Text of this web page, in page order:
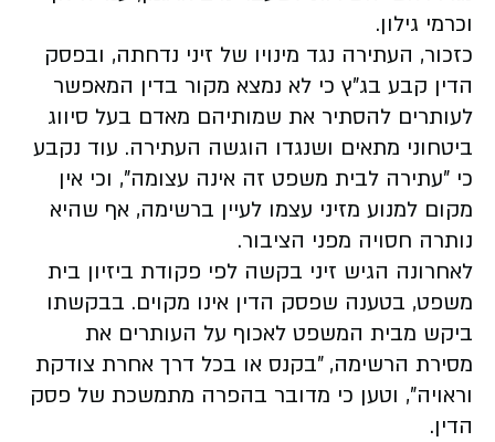
וכרמי גילון.
כזכור, העתירה נגד מינויו של זיני נדחתה, ובפסק
הדין קבע בג"ץ כי לא נמצא מקור בדין המאפשר
לעותרים להסתיר את שמותיהם מאדם בעל סיווג
ביטחוני מתאים ושנגדו הוגשה העתירה. עוד נקבע
כי "עתירה לבית משפט זה אינה עצומה", וכי אין
מקום למנוע מזיני עצמו לעיין ברשימה, אף שהיא
נותרה חסויה מפני הציבור.
לאחרונה הגיש זיני בקשה לפי פקודת ביזיון בית
משפט, בטענה שפסק הדין אינו מקוים. בבקשתו
ביקש מבית המשפט לאכוף על העותרים את
מסירת הרשימה, "בקנס או בכל דרך אחרת צודקת
וראויה", וטען כי מדובר בהפרה מתמשכת של פסק
הדין.